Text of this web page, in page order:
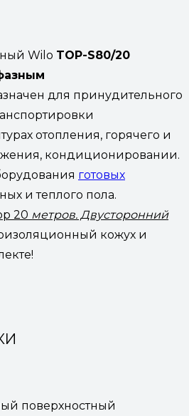
Wilo TOP-S80/20
для принудительного
отопления, горячего и
кондиционировании.
готовых
и теплого пола.
20 метров. Двусторонний
кожух и
поверхностный